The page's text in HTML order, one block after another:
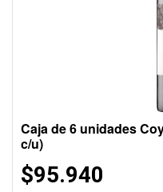
Caja de 6 unidades
c/u)
$95.940